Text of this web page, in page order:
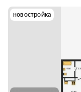
новостройка